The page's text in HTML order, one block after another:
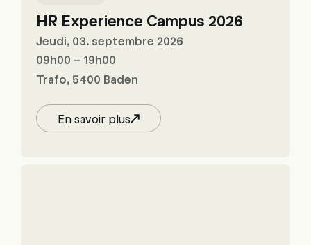
HR Experience Campus 2026
Jeudi, 03. septembre 2026
09h00 – 19h00
Trafo, 5400 Baden
En savoir plus